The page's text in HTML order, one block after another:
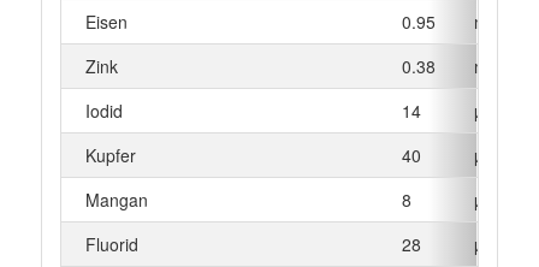
Eisen
0.95
mg
Zink
0.38
mg
Iodid
14
µg
Kupfer
40
µg
Mangan
8
µg
Fluorid
28 µg